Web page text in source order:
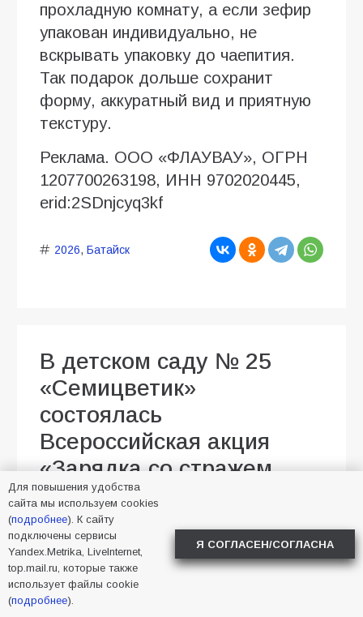
прохладную комнату, а если зефир
упакован индивидуально, не
вскрывать упаковку до чаепития.
Так подарок дольше сохранит
форму, аккуратный вид и приятную
текстуру.
Реклама. ООО «ФЛАУВАУ», ОГРН
1207700263198, ИНН 9702020445,
erid:2SDnjcyq3kf
2026, Батайск
В детском саду № 25
«Семицветик»
состоялась
Всероссийская акция
«Зарядка со стражем
порядка»
07.08.2026
Малика Тапаева
Новости в Батайске
6
Для повышения удобства
сайта мы используем cookies
(подробнее). К сайту
подключены сервисы
Yandex.Metrika, LiveInternet,
top.mail.ru, которые также
использует файлы cookie
(подробнее).
Я СОГЛАСЕН/СОГЛАСНА